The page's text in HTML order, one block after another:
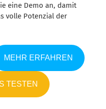
eine Demo an, damit
volle Potenzial der
MEHR ERFAHREN
TESTEN